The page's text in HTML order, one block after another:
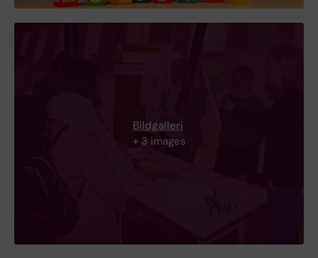
Bildgalleri
+ 3 images